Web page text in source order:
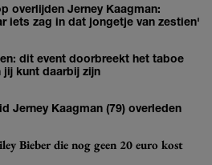
overlijden Jerney Kaagman:
iets zag in dat jongetje van zestien'
dit event doorbreekt het taboe
jij kunt daarbij zijn
Jerney Kaagman (79) overleden
Bieber die nog geen 20 euro kost